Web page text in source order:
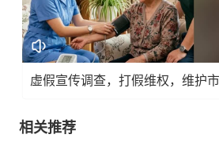
虚假宣传调查，打假维权，维护
相关推荐